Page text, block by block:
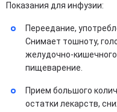
Показания для инфузии:
Переедание,
Снимает тошноту,
желудочно-
пищеварение.
Прием большого
остатки лекарств,